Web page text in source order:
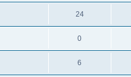
24
0
6